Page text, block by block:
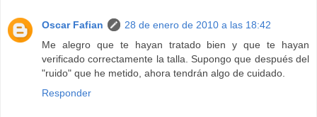
Oscar Fafian
28 de enero de 2010 a las 18:42
Me alegro que te hayan tratado bien y que te hayan
verificado correctamente la talla. Supongo que después del
"ruido" que he metido, ahora tendrán algo de cuidado.
Responder